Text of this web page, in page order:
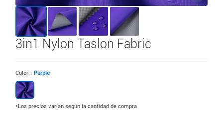
3in1 Nylon Taslon Fabric
Color： Purple
*Los precios varían según la cantidad de compra